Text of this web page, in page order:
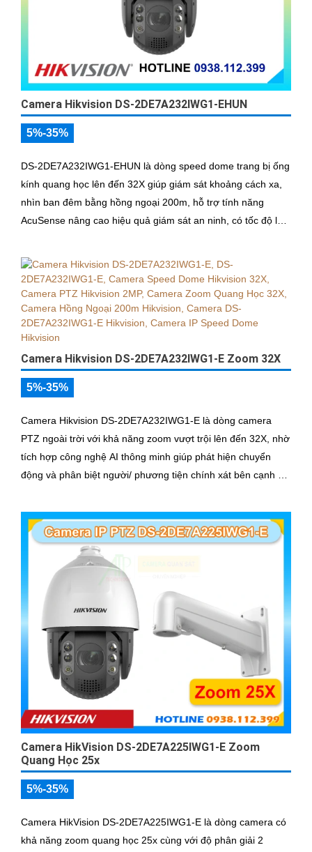
Camera Hikvision DS-2DE7A232IWG1-EHUN
5%-35%
DS-2DE7A232IWG1-EHUN là dòng speed dome trang bị ống
kính quang học lên đến 32X giúp giám sát khoảng cách xa,
nhìn ban đêm bằng hồng ngoại 200m, hỗ trợ tính năng
AcuSense nâng cao hiệu quả giám sát an ninh, có tốc độ lấy
Camera Hikvision DS-2DE7A232IWG1-E Zoom 32X
5%-35%
Camera Hikvision DS-2DE7A232IWG1-E là dòng camera
PTZ ngoài trời với khả năng zoom vượt trội lên đến 32X, nhờ
tích hợp công nghệ AI thông minh giúp phát hiện chuyển
động và phân biệt người/ phương tiện chính xát bên cạnh đó
âm thanh
Camera HikVision DS-2DE7A225IWG1-E Zoom
Quang Học 25x
5%-35%
Camera HikVision DS-2DE7A225IWG1-E là dòng camera có
khả năng zoom quang học 25x cùng với độ phân giải 2